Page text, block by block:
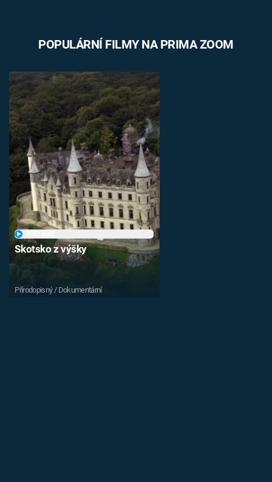
POPULÁRNÍ FILMY NA PRIMA ZOOM
Skotsko z výšky
Přírodopisný / Dokumentární